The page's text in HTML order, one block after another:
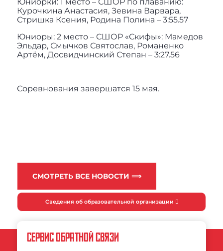
Курочкина Анастасия, Зевина Варвара,
Стришка Ксения, Родина Полина – 3:55.57
Юниоры: 2 место – СШОР «Скифы»: Мамедов
Эльдар, Смычков Святослав, Романенко
Артём, Досвидчинский Степан – 3:27.56
Соревнования завершатся 15 мая.
СМОТРЕТЬ ВСЕ НОВОСТИ ⟹
Сведения об образовательной организации
СЕРВИС ОБРАТНОЙ СВЯЗИ